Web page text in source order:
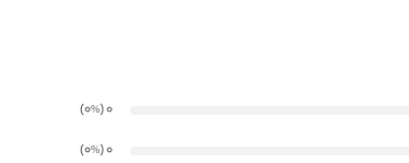
0
(0
%
)
0
(0
%
)